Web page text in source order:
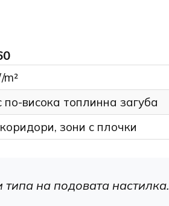
по-висока топлинна загуба
зони с плочки
на подовата настилка.